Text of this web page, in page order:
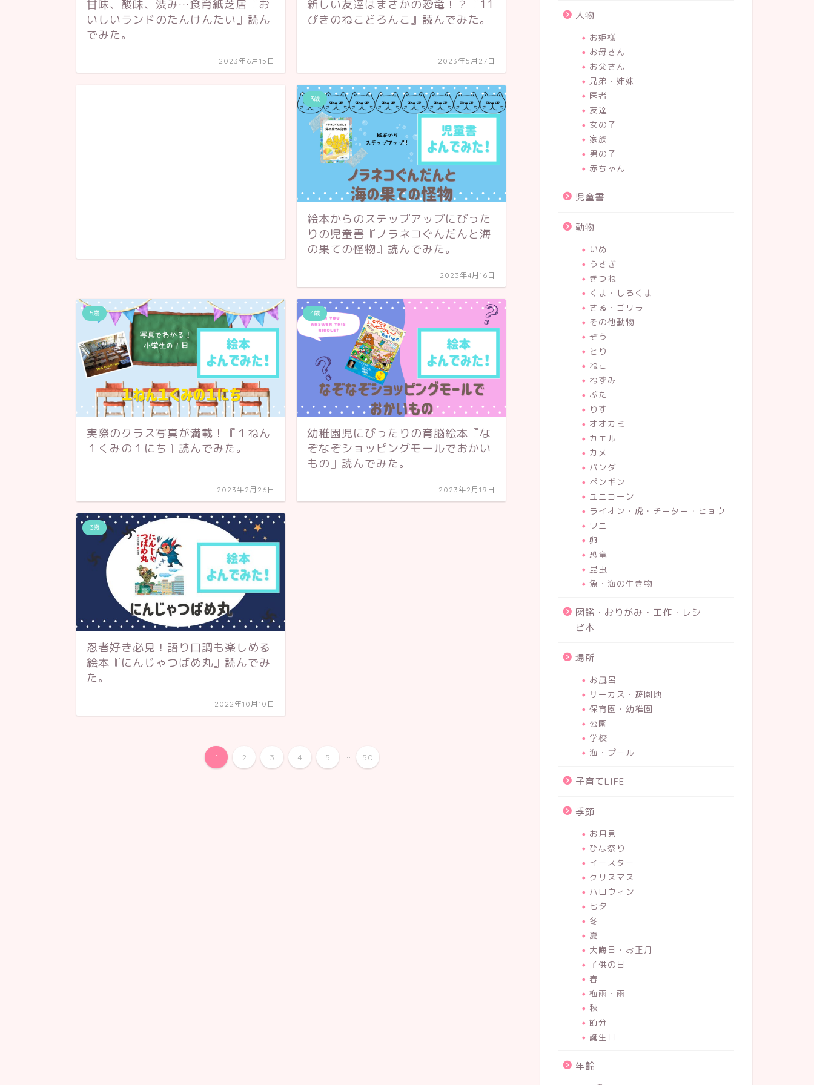
甘味、酸味、渋み…食育紙芝居『お
いしいランドのたんけんたい』読ん
でみた。
2023年6月15日
新しい友達はまさかの恐竜！？『11
ぴきのねこどろんこ』読んでみた。
2023年5月27日
3歳
絵本からのステップアップにぴった
りの児童書『ノラネコぐんだんと海
の果ての怪物』読んでみた。
2023年4月16日
5歳
実際のクラス写真が満載！『１ねん
１くみの１にち』読んでみた。
2023年2月26日
4歳
幼稚園児にぴったりの育脳絵本『な
ぞなぞショッピングモールでおかい
もの』読んでみた。
2023年2月19日
3歳
忍者好き必見！語り口調も楽しめる
絵本『にんじゃつばめ丸』読んでみ
た。
2022年10月10日
1 2 3 4 5 ... 50
りの児童書『ノラネコぐんだんと海
の果ての怪物』読んでみた。
幼稚園児にぴったりの育脳絵本『な
ぞなぞショッピングモールでおかい
もの』読んでみた。
人物
お姫様
お母さん
お父さん
兄弟・姉妹
医者
友達
女の子
家族
男の子
赤ちゃん
児童書
動物
いぬ
うさぎ
きつね
くま・しろくま
さる・ゴリラ
その他動物
ぞう
とり
ねこ
ねずみ
ぶた
りす
オオカミ
カエル
カメ
パンダ
ペンギン
ユニコーン
ライオン・虎・チーター・ヒョウ
ワニ
卵
恐竜
昆虫
魚・海の生き物
図鑑・おりがみ・工作・レシ
ピ本
場所
お風呂
サーカス・遊園地
保育園・幼稚園
公園
学校
海・プール
子育てLIFE
季節
お月見
ひな祭り
イースター
クリスマス
ハロウィン
七夕
冬
夏
大晦日・お正月
子供の日
春
梅雨・雨
秋
節分
誕生日
年齢